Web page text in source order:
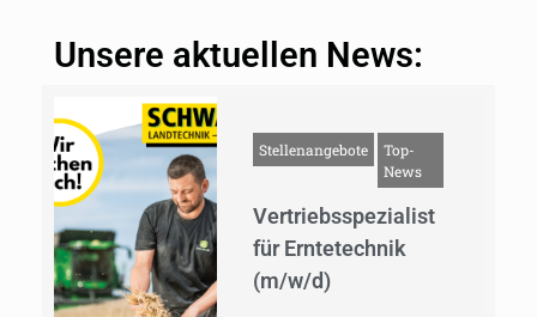
Unsere aktuellen News:
Stellenangebote
Top-
News
Vertriebsspezialist
für Erntetechnik
(m/w/d)